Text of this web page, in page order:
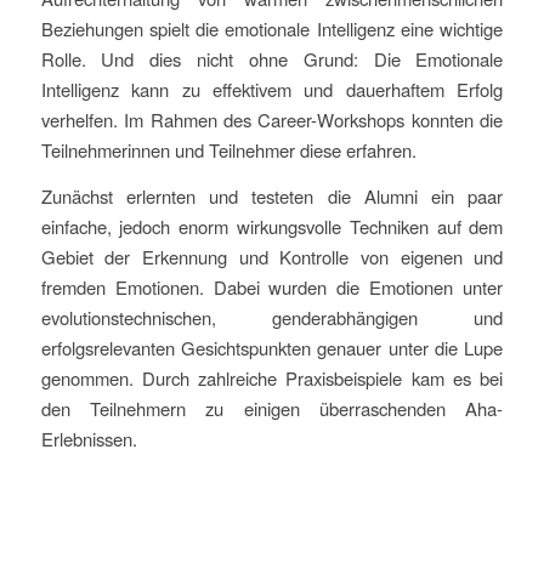
Beziehungen spielt die emotionale Intelligenz eine wichtige
Rolle. Und dies nicht ohne Grund: Die Emotionale
Intelligenz kann zu effektivem und dauerhaftem Erfolg
verhelfen. Im Rahmen des Career-Workshops konnten die
Teilnehmerinnen und Teilnehmer diese erfahren.
Zunächst erlernten und testeten die Alumni ein paar
einfache, jedoch enorm wirkungsvolle Techniken auf dem
Gebiet der Erkennung und Kontrolle von eigenen und
fremden Emotionen. Dabei wurden die Emotionen unter
evolutionstechnischen, genderabhängigen und
erfolgsrelevanten Gesichtspunkten genauer unter die Lupe
genommen. Durch zahlreiche Praxisbeispiele kam es bei
den Teilnehmern zu einigen überraschenden Aha-
Erlebnissen.